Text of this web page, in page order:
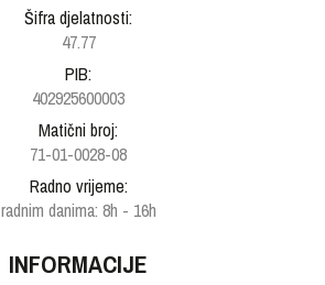
Šifra djelatnosti:
47.77
PIB:
402925600003
Matični broj:
71-01-0028-08
Radno vrijeme:
radnim danima: 8h - 16h
INFORMACIJE